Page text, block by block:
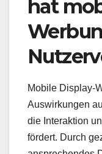
hat
Mobile Display-
Auswirkungen
die Interaktion
fördert. Durch